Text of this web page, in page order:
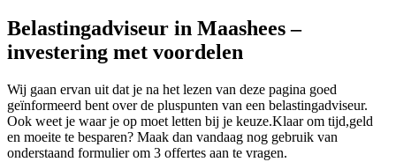
Belastingadviseur in Maashees –
investering met voordelen
Wij gaan ervan uit dat je na het lezen van deze pagina goed
geïnformeerd bent over de pluspunten van een belastingadviseur.
Ook weet je waar je op moet letten bij je keuze.Klaar om tijd,geld
en moeite te besparen? Maak dan vandaag nog gebruik van
onderstaand formulier om 3 offertes aan te vragen.